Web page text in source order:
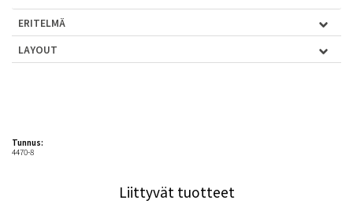
ERITELMÄ
LAYOUT
Tunnus:
4470-8
Liittyvät tuotteet